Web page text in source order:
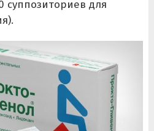
суппозиториев для